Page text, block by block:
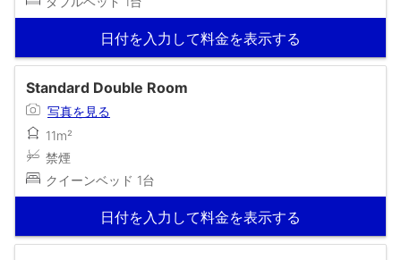
日付を入力して料金を表示する
Standard Double Room
写真を見る
11m²
禁煙
クイーンベッド 1台
日付を入力して料金を表示する